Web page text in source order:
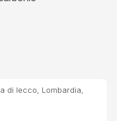
di lecco, Lombardia,